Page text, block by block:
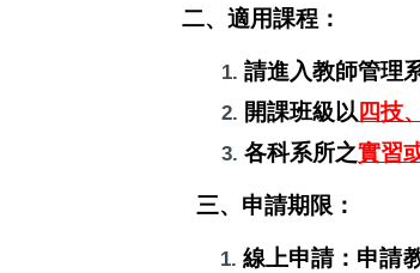
二、適用課程：
請進入教師管理
開課班級以四技
各科系所之實習
三、申請期限：
線上申請：申請